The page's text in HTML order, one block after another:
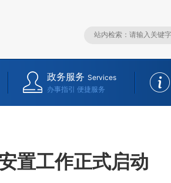
政务服务 Services
办事指引 便捷服务
置工作正式启动